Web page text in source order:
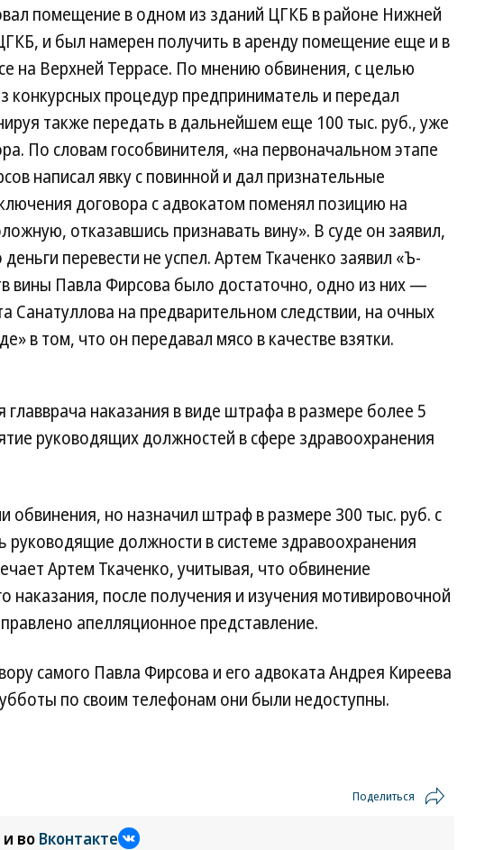
помещение в одном из зданий ЦГКБ в районе Нижней
и был намерен получить в аренду помещение еще и в
на Верхней Террасе. По мнению обвинения, с целью
конкурсных процедур предприниматель и передал
также передать в дальнейшем еще 100 тыс. руб., уже
По словам гособвинителя, «на первоначальном этапе
написал явку с повинной и дал признательные
договора с адвокатом поменял позицию на
отказавшись признавать вину». В суде он заявил,
перевести не успел. Артем Ткаченко заявил «Ъ-
вины Павла Фирсова было достаточно, одно из них —
Санатуллова на предварительном следствии, на очных
в том, что он передавал мясо в качестве взятки.
наказания в виде штрафа в размере более 5
руководящих должностей в сфере здравоохранения
обвинения, но назначил штраф в размере 300 тыс. руб. с
должности в системе здравоохранения
Артем Ткаченко, учитывая, что обвинение
наказания, после получения и изучения мотивировочной
апелляционное представление.
самого Павла Фирсова и его адвоката Андрея Киреева
по своим телефонам они были недоступны.
Поделиться
и во Вконтакте